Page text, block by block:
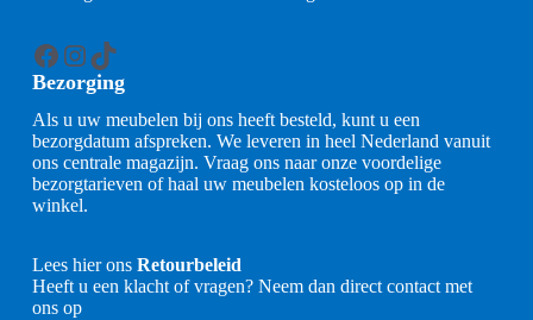
Facebook
Instagram
TikTok
Bezorging
Als u uw meubelen bij ons heeft besteld, kunt u een
bezorgdatum afspreken. We leveren in heel Nederland vanuit
ons centrale magazijn. Vraag ons naar onze voordelige
bezorgtarieven of haal uw meubelen kosteloos op in de
winkel.
Lees hier ons Retourbeleid
Heeft u een klacht of vragen? Neem dan direct contact met
ons op